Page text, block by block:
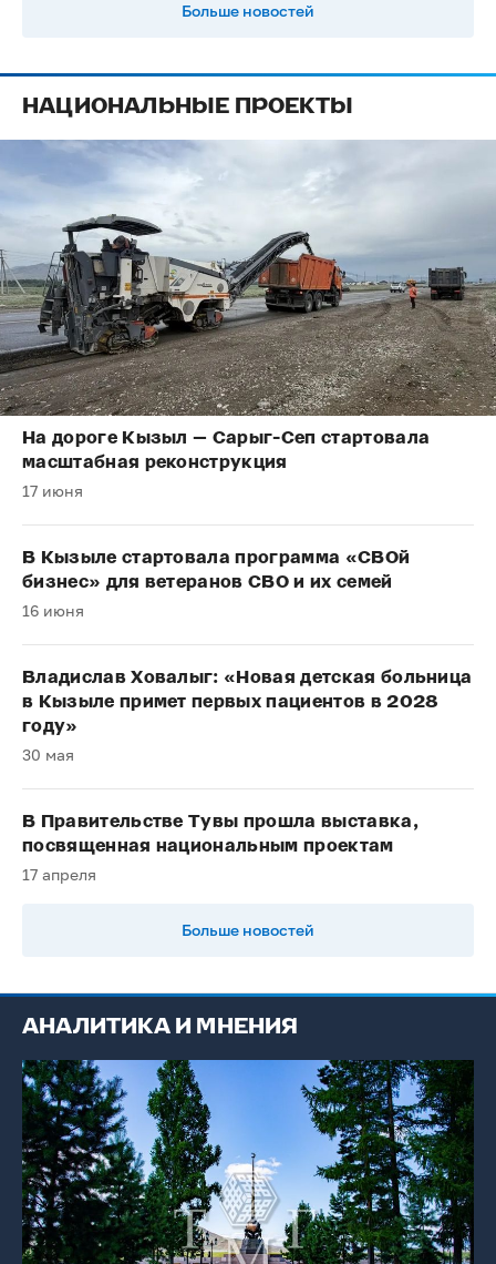
Больше новостей
НАЦИОНАЛЬНЫЕ ПРОЕКТЫ
На дороге Кызыл — Сарыг-Сеп стартовала
масштабная реконструкция
17 июня
В Кызыле стартовала программа «СВОй
бизнес» для ветеранов СВО и их семей
16 июня
Владислав Ховалыг: «Новая детская больница
в Кызыле примет первых пациентов в 2028
году»
30 мая
В Правительстве Тувы прошла выставка,
посвященная национальным проектам
17 апреля
Больше новостей
АНАЛИТИКА И МНЕНИЯ